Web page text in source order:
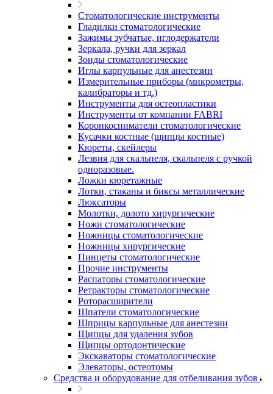
Стоматологические инструменты
Гладилки стоматологические
Зажимы зубчатые, иглодержатели
Зеркала, ручки для зеркал
Зонды стоматологические
Иглы карпульные для анестезии
Измерительные приборы (микрометры,
калибраторы и тд.)
Инструменты для остеопластики
Инструменты от компании FABRI
Коронкосниматели стоматологические
Кусачки костные (щипцы костные)
Кюреты, скейлеры
Лезвия для скальпеля, скальпеля с ручкой
одноразовые.
Ложки кюретажные
Лотки, стаканы и биксы металлические
Люксаторы
Молотки, долото хирургические
Ножи стоматологические
Ножницы стоматологические
Ножницы хирургические
Пинцеты стоматологические
Прочие инструменты
Распаторы стоматологические
Ретракторы стоматологические
Роторасширители
Шпатели стоматологические
Шприцы карпульные для анестезии
Щипцы для удаления зубов
Щипцы ортодонтические
Экскаваторы стоматологические
Элеваторы, остеотомы
Средства и оборудование для отбеливания зубов